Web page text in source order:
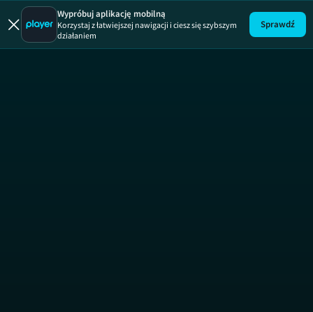
Ukryta
Wypróbuj aplikację mobilną
Korzystaj z łatwiejszej nawigacji i ciesz się szybszym
działaniem
Sprawdź